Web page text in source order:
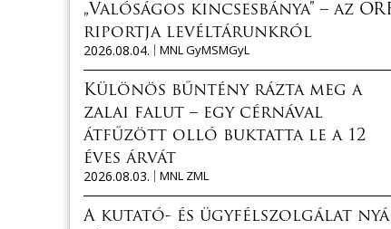
„Valóságos kincsesbánya” – az
riportja levéltárunkról
2026.08.04.
MNL GyMSMGyL
Különös bűntény rázta meg a
zalai falut – egy cérnával
átfűzött olló buktatta le a 12
éves árvát
2026.08.03.
MNL ZML
A kutató- és ügyfélszolgálat